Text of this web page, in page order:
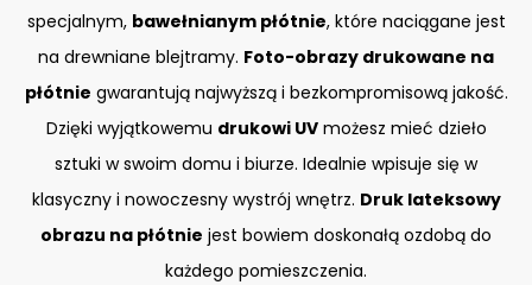
specjalnym, bawełnianym płótnie, które naciągane jest
na drewniane blejtramy. Foto-obrazy drukowane na
płótnie gwarantują najwyższą i bezkompromisową jakość.
Dzięki wyjątkowemu drukowi UVmożesz mieć dzieło
sztuki w swoim domu i biurze. Idealnie wpisuje się w
klasyczny i nowoczesny wystrój wnętrz. Druk lateksowy
obrazu na płótnie jest bowiem doskonałą ozdobą do
każdego pomieszczenia.